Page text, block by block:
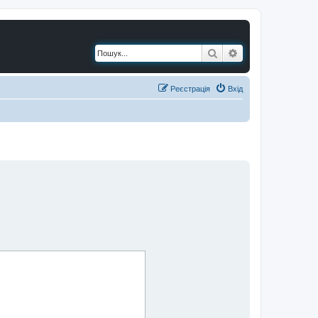
Пошук
Вхід
Реєстрація